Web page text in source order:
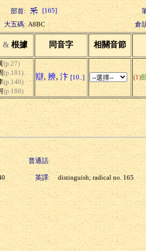
部首: [165]
大五碼: A8BC 倉
& 根據 同音字 相關音節
(p.27)
(p.181)
(p.140)
(p.188)
辯, 辨, 汴 [10..] (1)
普通話:
英譯: distinguish; radical no. 165